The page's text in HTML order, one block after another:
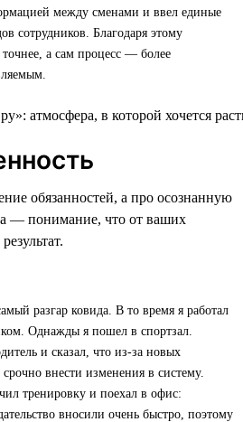
между сменами и ввел единые
сотрудников. Благодаря этому
а сам процесс — более
обязанностей, а про осознанную
— понимание, что от ваших
разгар ковида. В то время я работал
Однажды я пошел в спортзал.
и сказал, что из-за новых
внести изменения в систему.
тренировку и поехал в офис:
вносили очень быстро, поэтому